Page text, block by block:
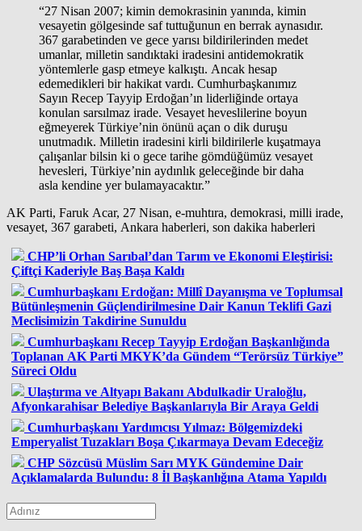
“27 Nisan 2007; kimin demokrasinin yanında, kimin
vesayetin gölgesinde saf tuttuğunun en berrak aynasıdır.
367 garabetinden ve gece yarısı bildirilerinden medet
umanlar, milletin sandıktaki iradesini antidemokratik
yöntemlerle gasp etmeye kalkıştı. Ancak hesap
edemedikleri bir hakikat vardı. Cumhurbaşkanımız
Sayın Recep Tayyip Erdoğan’ın liderliğinde ortaya
konulan sarsılmaz irade. Vesayet heveslilerine boyun
eğmeyerek Türkiye’nin önünü açan o dik duruşu
unutmadık. Milletin iradesini kirli bildirilerle kuşatmaya
çalışanlar bilsin ki o gece tarihe gömdüğümüz vesayet
hevesleri, Türkiye’nin aydınlık geleceğinde bir daha
asla kendine yer bulamayacaktır.”
AK Parti, Faruk Acar, 27 Nisan, e-muhtıra, demokrasi, milli irade,
vesayet, 367 garabeti, Ankara haberleri, son dakika haberleri
CHP’li Orhan Sarıbal’dan Tarım ve Ekonomi Eleştirisi:
Çiftçi Kaderiyle Baş Başa Kaldı
Cumhurbaşkanı Erdoğan: Millî Dayanışma ve Toplumsal
Bütünleşmenin Güçlendirilmesine Dair Kanun Teklifi Gazi
Meclisimizin Takdirine Sunuldu
Cumhurbaşkanı Recep Tayyip Erdoğan Başkanlığında
Toplanan AK Parti MKYK’da Gündem “Terörsüz Türkiye”
Süreci Oldu
Ulaştırma ve Altyapı Bakanı Abdulkadir Uraloğlu,
Afyonkarahisar Belediye Başkanlarıyla Bir Araya Geldi
Cumhurbaşkanı Yardımcısı Yılmaz: Bölgemizdeki
Emperyalist Tuzakları Boşa Çıkarmaya Devam Edeceğiz
CHP Sözcüsü Müslim Sarı MYK Gündemine Dair
Açıklamalarda Bulundu: 8 İl Başkanlığına Atama Yapıldı